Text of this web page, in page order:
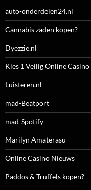
auto-onderdelen24.nl
Cannabis zaden kopen?
Dyezzie.nl
Kies 1 Veilig Online Casino
Luisteren.nl
mad-Beatport
mad-Spotify
Marilyn Amaterasu
Online Casino Nieuws
Paddos & Truffels kopen?